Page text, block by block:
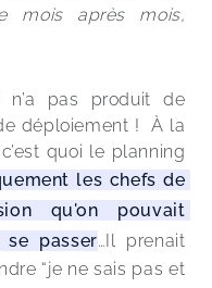
mois après mois,
n’a pas produit de
déploiement !  À la
quoi le planning
les chefs de
qu'on pouvait
passer…Il prenait
“je ne sais pas et